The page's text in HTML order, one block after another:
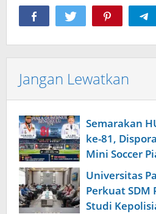
Jangan Lewatkan
Semarakan
ke-81,
Mini Soccer
Bengkulu
Universitas
Perkuat SDM
Studi